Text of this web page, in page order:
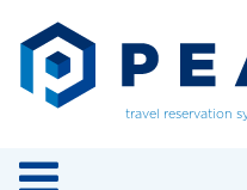
travel reservation